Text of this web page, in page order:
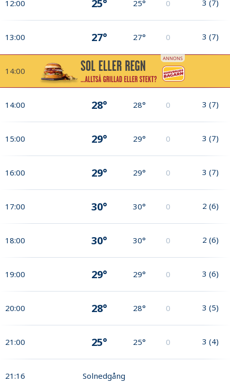
12:00 25° 25° 0 3 (7)
13:00 27° 27° 0 3 (7)
14:00
14:00 28° 28° 0 3 (7)
15:00 29° 29° 0 3 (7)
16:00 29° 29° 0 3 (7)
17:00 30° 30° 0 2 (6)
18:00 30° 30° 0 2 (6)
19:00 29° 29° 0 3 (6)
20:00 28° 28° 0 3 (5)
21:00 25° 25° 0 3 (4)
21:16 Solnedgång